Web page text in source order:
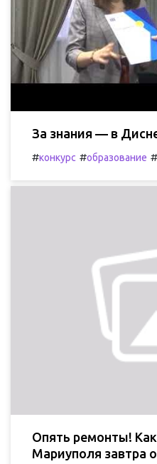
За знания — в
#конкурс #образование #
Опять ремонты!
Мариуполя завтра